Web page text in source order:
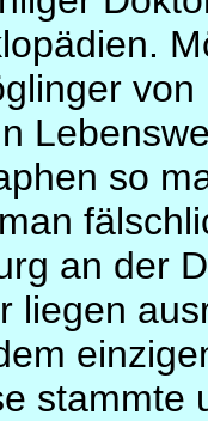
so
an der
liegen
stammte